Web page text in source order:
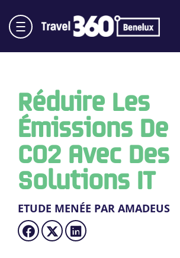
Réduire Les
Émissions De
CO2 Avec Des
Solutions IT
ETUDE MENÉE PAR AMADEUS